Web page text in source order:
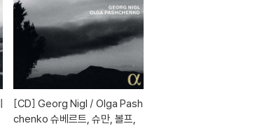
[CD] Georg Nigl / Olga Pash
chenko 슈베르트, 슈만, 볼프,